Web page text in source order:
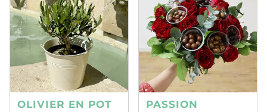
OLIVIER EN POT
PASSION